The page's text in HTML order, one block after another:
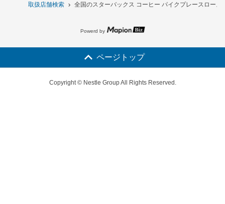
取扱店舗検索 全国のスターバックス コーヒー パイクプレースロー
Powerd by
ページトップ
Copyright © Nestle Group All Rights Reserved.